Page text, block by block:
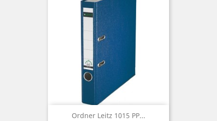
Ordner Leitz 1015 PP...